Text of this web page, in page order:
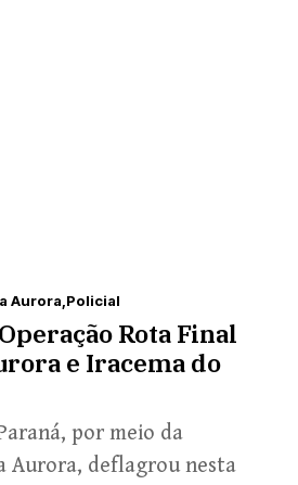
Aurora Policial
Rota Final
e Iracema do
por meio da
Aurora, deflagrou nesta